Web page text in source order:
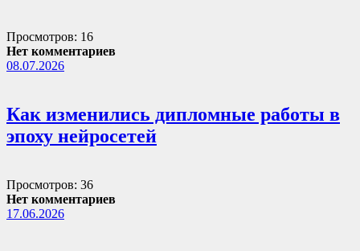
Просмотров: 16
Нет комментариев
08.07.2026
Как изменились дипломные работы в
эпоху нейросетей
Просмотров: 36
Нет комментариев
17.06.2026